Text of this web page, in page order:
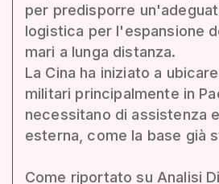
per predisporre
logistica per l'espansione
mari a lunga distanza.
La Cina ha iniziato a
militari principalmente in
necessitano di assistenza
esterna, come la base già
Come riportato su Analisi